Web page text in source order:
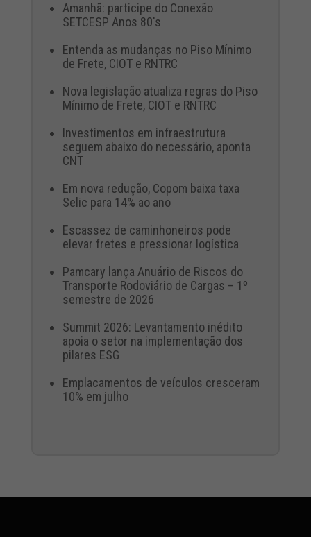
Amanhã: participe do Conexão
SETCESP Anos 80's
Entenda as mudanças no Piso Mínimo
de Frete, CIOT e RNTRC
Nova legislação atualiza regras do Piso
Mínimo de Frete, CIOT e RNTRC
Investimentos em infraestrutura
seguem abaixo do necessário, aponta
CNT
Em nova redução, Copom baixa taxa
Selic para 14% ao ano
Escassez de caminhoneiros pode
elevar fretes e pressionar logística
Pamcary lança Anuário de Riscos do
Transporte Rodoviário de Cargas – 1º
semestre de 2026
Summit 2026: Levantamento inédito
apoia o setor na implementação dos
pilares ESG
Emplacamentos de veículos cresceram
10% em julho